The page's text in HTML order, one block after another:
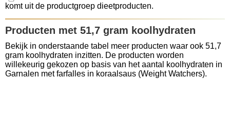
komt uit de productgroep dieetproducten.
Producten met 51,7 gram koolhydraten
Bekijk in onderstaande tabel meer producten waar ook 51,7
gram koolhydraten inzitten. De producten worden
willekeurig gekozen op basis van het aantal koolhydraten in
Garnalen met farfalles in koraalsaus (Weight Watchers).